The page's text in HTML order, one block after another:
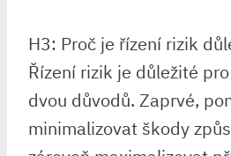
H3: Proč je řízení rizik
Řízení rizik je důležité
dvou důvodů. Zaprvé,
minimalizovat škody